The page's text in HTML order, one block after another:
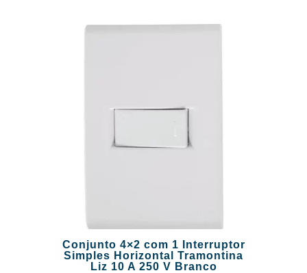
Conjunto 4×2 com 1 Interruptor
Simples Horizontal Tramontina
Liz 10 A 250 V Branco